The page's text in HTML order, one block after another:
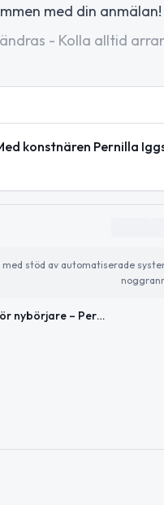
med din anmälan!
- Kolla alltid
konstnären Pernilla
stöd av automatiserade
Måla olja för nybörjare – Pernilla Iggström